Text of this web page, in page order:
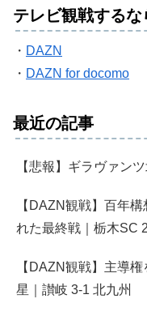
テレビ観戦するな
・ DAZN
・ DAZN for docomo
最近の記事
【悲報】ギラヴァン
【DAZN観戦】百年
れた最終戦｜栃木SC
【DAZN観戦】主導
星｜讃岐 3-1 北九州